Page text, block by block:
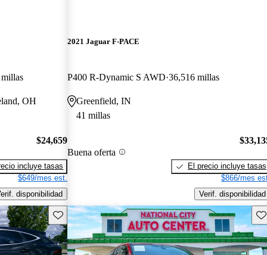
OH
$24,659
incluye tasas
$649/mes est.
disponibilidad
2021 Jaguar F-PACE
P400 R-Dynamic S AWD 36,516 millas
Greenfield, IN
41 millas
Buena oferta
El precio incluye tasas
$866/mes
Verif. disponibilidad
Guarda este Aviso